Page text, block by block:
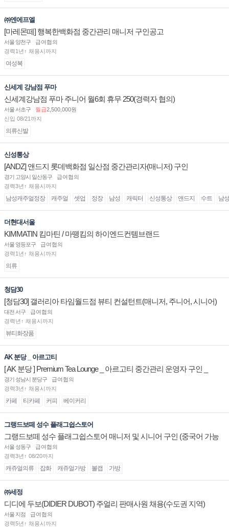
㈜엔에프엘
[마레몬떼] 행복한백화점 중간관리 매니저 구인공고
서울 양천구
급여협의
경력1년↑ 채용시까지
여성복
신세계 강남점 푸마
신세계강남점 푸마 주니어 월6회 휴무 250(경력자 협의)
서울 서초구 월급2,500,000원
신입 08/21까지
의류신발
신성통상
[ANDZ] 앤드지 롯데백화점 일산점 중간관리자(매니저) 구인
경기 고양시 일산동구
급여협의
경력3년↑ 채용시까지
남성캐주얼정장 캐주얼 셋업 정장 남성 캐릭터 신성통상 앤드지 수트 남
더현대서울
KIMMATIN 킴마틴 / 마뗑킴의 하이엔드컨템브랜드
서울 영등포구
급여협의
경력1년↑ 채용시까지
의류
청담30
[청담30] 갤러리아 타임월드점 뷰티 컨설턴트(매니저, 주니어, 시니어)
채용
대전 서구
급여협의
경력년↑ 채용시까지
뷰티화장품
AK 분당 _ 아르고티
[ AK 분당 ] Premium Tea Lounge _ 아르고티 중간관리 운영자 구인 _
경기 성남시 분당구
급여협의
경력3년↑ 채용시까지
카페 티카페 커피 베이커리
그랭드보떼 성수 플래그쉽스토어
그랭드보떼 성수 플래그쉽스토어 매니저 및 시니어 구인 (중국어 가능
자)
서울 성동구
급여협의
경력3년↑ 08/20까지
캐쥬얼의류 잡화 캐쥬얼가방 볼캡 가방
㈜세정
디디에 두보(DIDIER DUBOT) 주얼리 판매사원 채용(수도권 지역)
서울 지점
급여협의
경력5년↑ 채용시까지